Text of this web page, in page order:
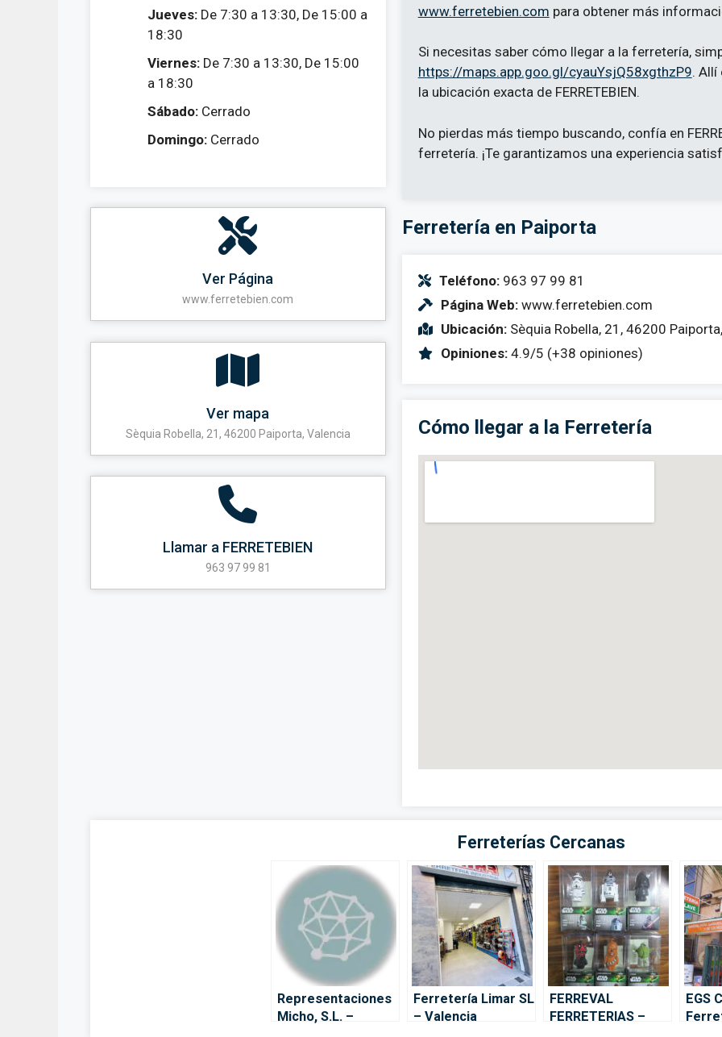
Jueves: De 7:30 a 13:30, De 15:00 a
18:30
Viernes: De 7:30 a 13:30, De 15:00
a 18:30
Sábado: Cerrado
Domingo: Cerrado
Ver Página
www.ferretebien.com
Ver mapa
Sèquia Robella, 21, 46200 Paiporta, Valencia
Llamar a FERRETEBIEN
963 97 99 81
www.ferretebien.com para obtener más
Si necesitas saber cómo llegar a la ferretería,
https://maps.app.goo.gl/cyauYsjQ58xgthzP9. Allí
la ubicación exacta de FERRETEBIEN.
No pierdas más tiempo buscando, confía en
ferretería. ¡Te garantizamos una experiencia
Ferretería en Paiporta
Teléfono:963 97 99 81
Página Web:www.ferretebien.com
Ubicación:Sèquia Robella, 21, 46200
Opiniones:4.9/5 (+38 opiniones)
Cómo llegar a la Ferretería
Ferreterías Cercanas
Representaciones
Micho, S.L. –
Ferretería Limar SL
– Valencia
FERREVAL
FERRETERIAS –
EGS